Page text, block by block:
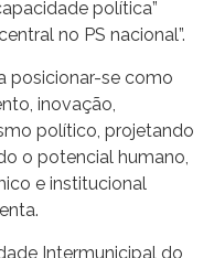
política”
no PS nacional”.
posicionar-se como
inovação,
político, projetando
o potencial humano,
e institucional
Intermunicipal do